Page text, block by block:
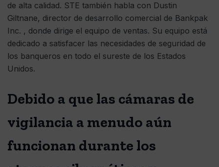
de alta calidad. STE también habla con Dustin
Giltnane, director de desarrollo comercial de Bankpak
Inc. , donde dirige el equipo de ventas. Su equipo está
dedicado a satisfacer las necesidades de seguridad de
los banqueros en todo el sureste de los Estados
Unidos.
Debido a que las cámaras de
vigilancia a menudo aún
funcionan durante los